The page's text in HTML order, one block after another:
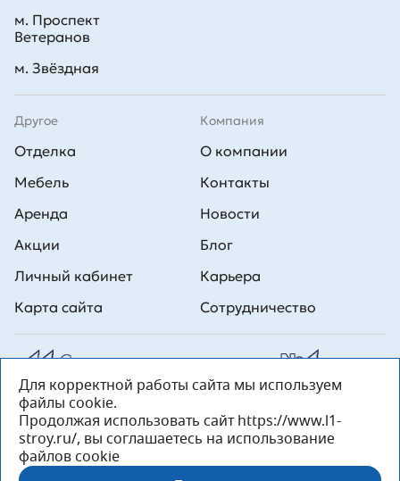
Другое
Отделка
Мебель
Аренда
Акции
Личный кабинет
Карта сайта
Компания
О компании
Контакты
Новости
Блог
Карьера
Сотрудничество
м. Проспект
Ветеранов
м. Звёздная
Все права на публикуемые на сайте материалы принадлежат
ООО Л1 Строительная комания №1. Любая информация,
представленная на данном сайте, носит исключительно
информационный характер и ни при каких условиях не является
публичной офертой, определяемой положениями статьи 437 ГК РФ.
«ООО «Л1 Строительная Компания №1» 196233, Санкт-Петербург, ул.
Орджоникидзе, д. 52, литер А, пом. 92-Н, офис 4 ИНН 7810269443,
Для корректной работы сайта мы используем
файлы cookie.
Продолжая использовать сайт https://www.l1-
stroy.ru/, вы соглашаетесь на использование
файлов cookie